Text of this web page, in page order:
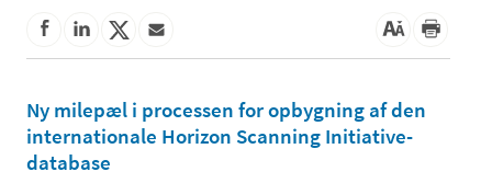
Ny milepæl i processen for opbygning af den
internationale Horizon Scanning Initiative-
database